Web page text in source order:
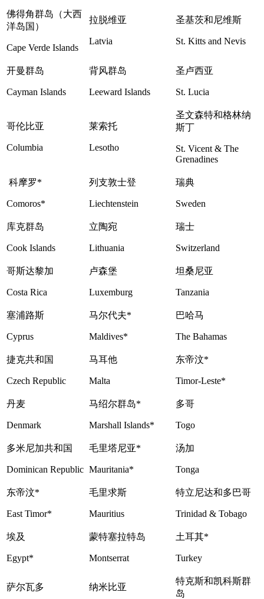
佛得角群岛（大西
洋岛国）
Cape Verde Islands
拉脱维亚
Latvia
圣基茨和尼维斯
St. Kitts and Nevis
开曼群岛
Cayman Islands
背风群岛
Leeward Islands
圣卢西亚
St. Lucia
哥伦比亚
Columbia
莱索托
Lesotho
圣文森特和格林纳
斯丁
St. Vicent & The
Grenadines
科摩罗*
Comoros*
列支敦士登
Liechtenstein
瑞典
Sweden
库克群岛
Cook Islands
立陶宛
Lithuania
瑞士
Switzerland
哥斯达黎加
Costa Rica
卢森堡
Luxemburg
坦桑尼亚
Tanzania
塞浦路斯
Cyprus
马尔代夫*
Maldives*
巴哈马
The Bahamas
捷克共和国
Czech Republic
马耳他
Malta
东帝汶*
Timor-Leste*
丹麦
Denmark
马绍尔群岛*
Marshall Islands*
多哥
Togo
多米尼加共和国
Dominican Republic
毛里塔尼亚*
Mauritania*
汤加
Tonga
东帝汶*
East Timor*
毛里求斯
Mauritius
特立尼达和多巴哥
Trinidad & Tobago
埃及
Egypt*
蒙特塞拉特岛
Montserrat
土耳其*
Turkey
萨尔瓦多 纳米比亚
特克斯和凯科斯群
岛